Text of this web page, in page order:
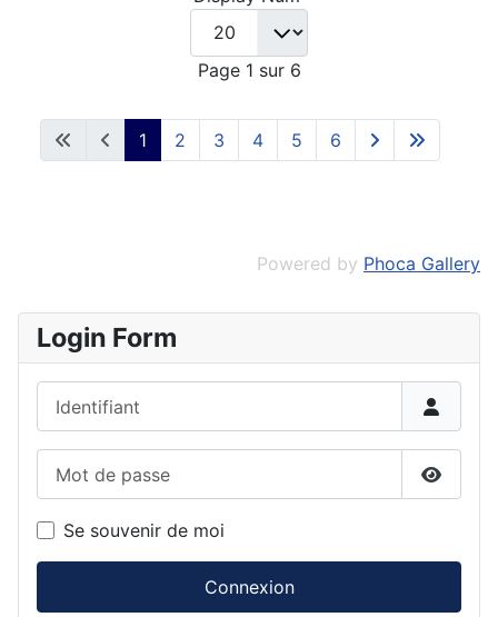
Page 1 sur 6
1 2 3 4 5 6
Powered by Phoca Gallery
Login Form
Se souvenir de moi
Connexion